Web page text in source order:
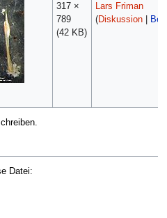
317 ×
789
(42 KB)
Lars Friman
(Diskussion|
Datei: